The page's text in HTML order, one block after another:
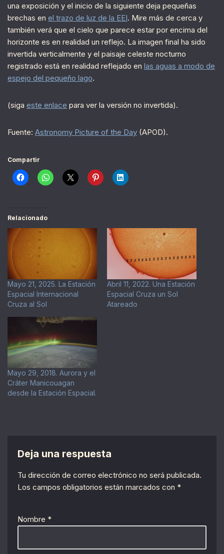
una exposición y el inicio de la siguiente deja pequeñas
brechas en el trazo de luz de la EEI. Mire más de cerca y
también verá que el cielo que parece estar por encima del
horizonte es en realidad un reflejo. La imagen final ha sido
invertida verticalmente y el paisaje celeste nocturno
registrado está en realidad reflejado en las aguas a modo de
espejo del pequeño lago.
(siga este enlace para ver la versión no invertida).
Fuente: Astronomy Picture of the Day (APOD).
Compartir
Relacionado
Mayo 21, 2025. La Estación
Espacial Internacional
Cruza al Sol
Abril 11, 2022. Una Estación
Espacial Cruza un Sol
Atareado
Mayo 29, 2018. Aurora y el
Cráter Manicouagan
desde la Estación Espacial.
Deja una respuesta
Tu dirección de correo electrónico no será publicada.
Los campos obligatorios están marcados con *
Nombre *